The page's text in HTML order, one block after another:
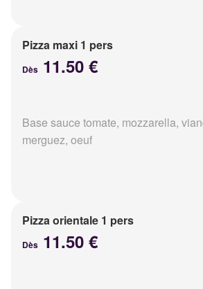
Pizza maxi 1 pers
Dès 11.50 €
Base sauce tomate, mozzarella,
merguez, oeuf
Pizza orientale 1 pers
Dès 11.50 €